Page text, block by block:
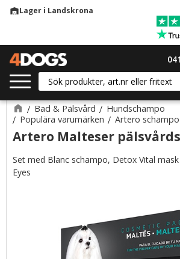
warehouseLager i Landskrona
Bad & Pälsvård
Hundschampo
Populära varumärken
Artero schampo
Artero Malteser
Set med Blanc schampo, Detox Vital
Eyes